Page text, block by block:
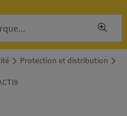
Protection et distribution